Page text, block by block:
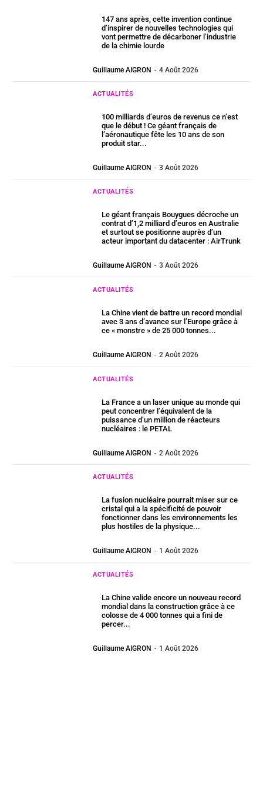
147 ans après, cette invention continue
d’inspirer de nouvelles technologies qui
vont permettre de décarboner l’industrie
de la chimie lourde
Guillaume AIGRON - 4 Août 2026
ACTUALITÉS
100 milliards d’euros de revenus ce n’est
que le début ! Ce géant français de
l’aéronautique fête les 10 ans de son
produit star...
Guillaume AIGRON - 3 Août 2026
ACTUALITÉS
Le géant français Bouygues décroche un
contrat d’1,2 milliard d’euros en Australie
et surtout se positionne auprès d’un
acteur important du datacenter : AirTrunk
Guillaume AIGRON - 3 Août 2026
ACTUALITÉS
La Chine vient de battre un record mondial
avec 3 ans d’avance sur l’Europe grâce à
ce « monstre » de 25 000 tonnes...
Guillaume AIGRON - 2 Août 2026
ACTUALITÉS
La France a un laser unique au monde qui
peut concentrer l’équivalent de la
puissance d’un million de réacteurs
nucléaires : le PETAL
Guillaume AIGRON - 2 Août 2026
ACTUALITÉS
La fusion nucléaire pourrait miser sur ce
cristal qui a la spécificité de pouvoir
fonctionner dans les environnements les
plus hostiles de la physique...
Guillaume AIGRON - 1 Août 2026
ACTUALITÉS
La Chine valide encore un nouveau record
mondial dans la construction grâce à ce
colosse de 4 000 tonnes qui a fini de
percer...
Guillaume AIGRON - 1 Août 2026